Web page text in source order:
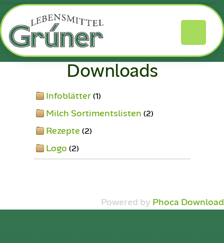
Downloads
Infoblätter(1)
Milch Sortimentslisten (2)
Rezepte (2)
Logo (2)
Powered by Phoca Download